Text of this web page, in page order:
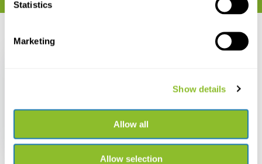
Statistics
Marketing
Show details
Allow all
Allow selection
Recent bekeken
A Naturalist's Guide to
€ 10,25